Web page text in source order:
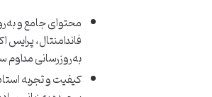
محتوای جامع و
فاندامنتال،
به‌روزرسانی
کیفیت و تجربه